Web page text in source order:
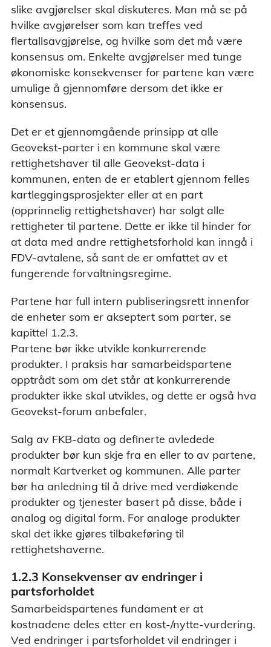
slike avgjørelser skal diskuteres. Man må se på
hvilke avgjørelser som kan treffes ved
flertallsavgjørelse, og hvilke som det må være
konsensus om. Enkelte avgjørelser med tunge
økonomiske konsekvenser for partene kan være
umulige å gjennomføre dersom det ikke er
konsensus.
Det er et gjennomgående prinsipp at alle
Geovekst-parter i en kommune skal være
rettighetshaver til alle Geovekst-data i
kommunen, enten de er etablert gjennom felles
kartleggingsprosjekter eller at en part
(opprinnelig rettighetshaver) har solgt alle
rettigheter til partene. Dette er ikke til hinder for
at data med andre rettighetsforhold kan inngå i
FDV-avtalene, så sant de er omfattet av et
fungerende forvaltningsregime.
Partene har full intern publiseringsrett innenfor
de enheter som er akseptert som parter, se
kapittel 1.2.3.
Partene bør ikke utvikle konkurrerende
produkter. I praksis har samarbeidspartene
opptrådt som om det står at konkurrerende
produkter ikke skal utvikles, og dette er også hva
Geovekst-forum anbefaler.
Salg av FKB-data og definerte avledede
produkter bør kun skje fra en eller to av partene,
normalt Kartverket og kommunen. Alle parter
bør ha anledning til å drive med verdiøkende
produkter og tjenester basert på disse, både i
analog og digital form. For analoge produkter
skal det ikke gjøres tilbakeføring til
rettighetshaverne.
1.2.3 Konsekvenser av endringer i
partsforholdet
Samarbeidspartenes fundament er at
kostnadene deles etter en kost-/nytte-vurdering.
Ved endringer i partsforholdet vil endringer i